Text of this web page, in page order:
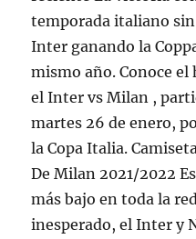
temporada italiano
Inter ganando la
mismo año. Conoce
el Inter vs Milan ,
martes 26 de enero,
la Copa Italia.
De Milan 2021/2022
más bajo en toda la
inesperado, el Inter y